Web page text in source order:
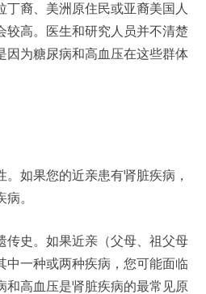
丁裔、美洲原住民或亚裔美国人
较高。医生和研究人员并不清楚
因为糖尿病和高血压在这些群体
如果您的近亲患有肾脏疾病，
。
传史。如果近亲（父母、祖父母
中一种或两种疾病，您可能面临
和高血压是肾脏疾病的最常见原